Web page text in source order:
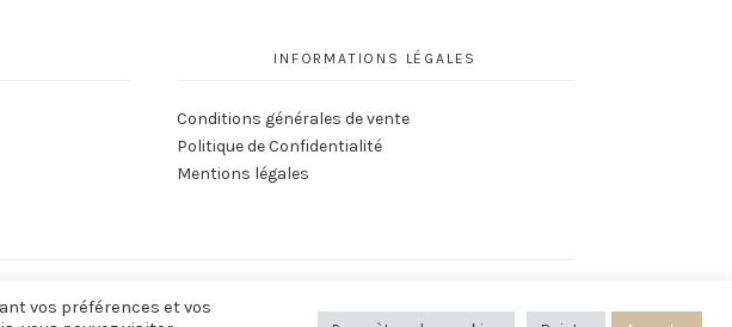
INFORMATIONS LÉGALES
Conditions générales de vente
Politique de Confidentialité
Mentions légales
vos préférences et vos